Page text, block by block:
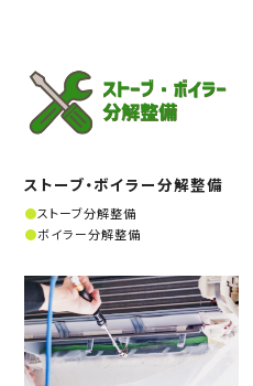
ストーブ・ボイラー分解整備
ストーブ分解整備
ボイラー分解整備